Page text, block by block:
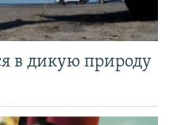
в дикую природу